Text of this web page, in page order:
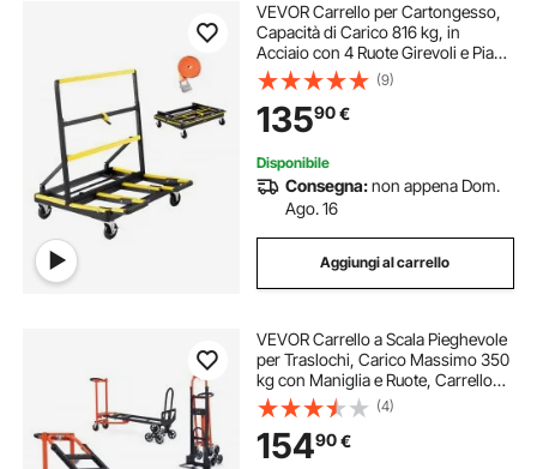
VEVOR Carrello per Cartongesso,
Capacità di Carico 816 kg, in
Acciaio con 4 Ruote Girevoli e Piano
Espandibile, Carrello per Pannelli
con Piattaforma Pieghevole con
Cinghia di Fissaggio
(9)
13590€
Disponibile
Consegna:non appena Dom.
Ago. 16
Aggiungi al carrello
VEVOR Carrello a Scala Pieghevole
per Traslochi, Carico Massimo 350
kg con Maniglia e Ruote, Carrello
Multiuso per Salire le Scale per
Trasporto e Trasloco, per Generi
Alimentari, Magazzino
(4)
15490€